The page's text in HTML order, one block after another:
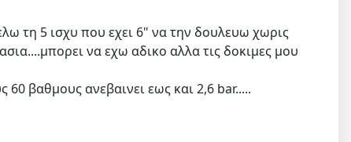
τη 5 ισχυ που εχει 6" να την δουλευω χωρις
να εχω αδικο αλλα τις δοκιμες μου
βαθμους ανεβαινει εως και 2,6 bar.....